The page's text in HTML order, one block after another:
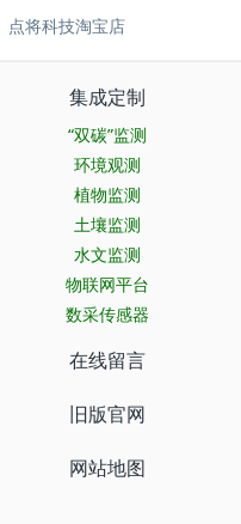
点将科技淘宝店
集成定制
“双碳”监测
环境观测
植物监测
土壤监测
水文监测
物联网平台
数采传感器
在线留言
旧版官网
网站地图